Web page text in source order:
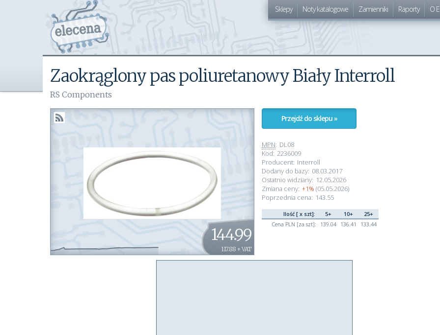
Sklepy Noty katalogowe Zamienniki Raporty O
Zaokrąglony pas poliuretanowy Biały Interroll
RS Components
144.99
117.88 + VAT
Przejdź do sklepu »
MPN: DL08
Kod: 2236009
Producent: Interroll
Dodany do bazy: 08.03.2017
Ostatnio widziany: 12.05.2026
Zmiana ceny: +1% (05.05.2026)
Poprzednia cena: 143.55
Ilość [ x szt]: 5+ 10+
25+
Cena PLN [za szt]:
139.04 136.41 133.44